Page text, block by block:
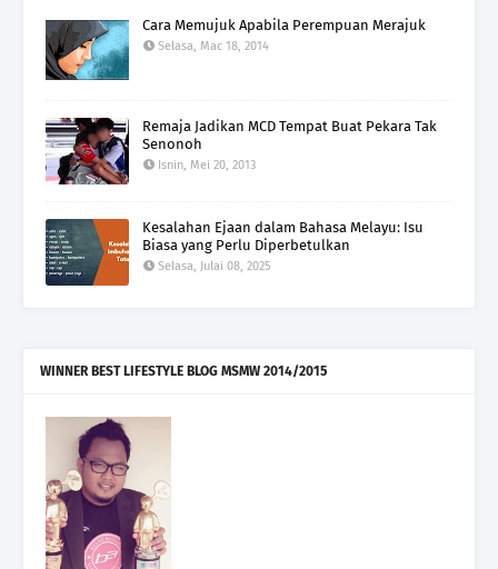
Cara Memujuk Apabila Perempuan Merajuk
Selasa, Mac 18, 2014
Remaja Jadikan MCD Tempat Buat Pekara Tak
Senonoh
Isnin, Mei 20, 2013
Kesalahan Ejaan dalam Bahasa Melayu: Isu
Biasa yang Perlu Diperbetulkan
Selasa, Julai 08, 2025
WINNER BEST LIFESTYLE BLOG MSMW 2014/2015